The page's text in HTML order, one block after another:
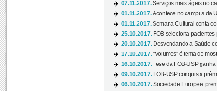
07.11.2017.Serviços mais ágeis no
01.11.2017.Acontece no campus da
01.11.2017.Semana Cultural conta
25.10.2017. FOB seleciona pacientes
20.10.2017. Desvendando a Saúde
17.10.2017.“Volumes” é tema de
16.10.2017.Tese da FOB-USP
09.10.2017. FOB-USP conquista
06.10.2017.Sociedade Europeia